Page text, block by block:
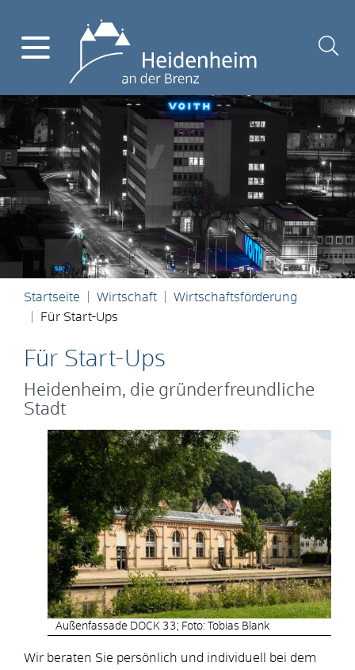
Startseite Wirtschaft
Wirtschaftsförderung
Für Start-Ups
Für Start-Ups
Heidenheim, die gründerfreundliche
Stadt
Außenfassade DOCK 33; Foto: Tobias Blank
Wir beraten Sie persönlich und individuell bei dem